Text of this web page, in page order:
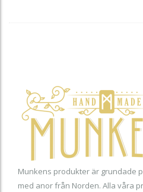
Munkens produkter är grundade
med anor från Norden. Alla våra